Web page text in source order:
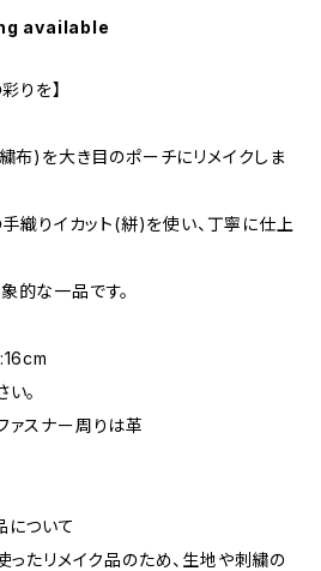
available
りを】
布)を大き目のポーチにリメイクしま
織りイカット(絣)を使い、丁寧に仕上
的な一品です。
。
ァスナー周りは革
ついて
たリメイク品のため、生地や刺繍の